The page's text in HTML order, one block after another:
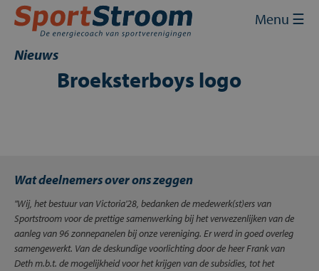
Sluit×
Home
Energie inkopen
Financiering en subsidies
Contact
Mijn SportStroom
Skip
Menu ☰
Nieuws
Broeksterboys logo
Wat deelnemers over ons zeggen
''Wij, het bestuur van Victoria'28, bedanken de medewerk(st)ers van
Sportstroom voor de prettige samenwerking bij het verwezenlijken van de
aanleg van 96 zonnepanelen bij onze vereniging. Er werd in goed overleg
samengewerkt. Van de deskundige voorlichting door de heer Frank van
Deth m.b.t. de mogelijkheid voor het krijgen van de subsidies, tot het